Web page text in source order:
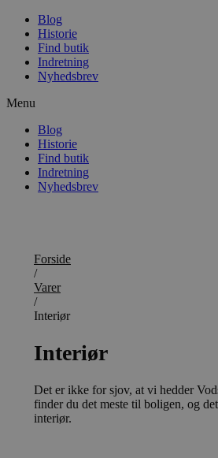
Blog
Historie
Find butik
Indretning
Nyhedsbrev
Menu
Blog
Historie
Find butik
Indretning
Nyhedsbrev
Forside
/
Varer
/
Interiør
Interiør
Det er ikke for sjov, at vi hedder
finder du det meste til boligen, og
interiør.